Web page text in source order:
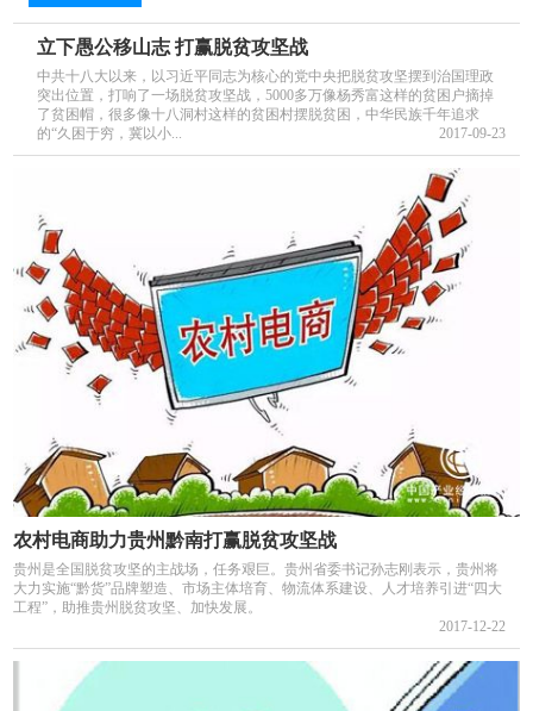
立下愚公移山志 打赢脱贫攻坚战
中共十八大以来，以习近平同志为核心的党中央把脱贫攻坚摆到治国理政
突出位置，打响了一场脱贫攻坚战，5000多万像杨秀富这样的贫困户摘掉
了贫困帽，很多像十八洞村这样的贫困村摆脱贫困，中华民族千年追求
的“久困于穷，冀以小...
2017-09-23
农村电商助力贵州黔南打赢脱贫攻坚战
贵州是全国脱贫攻坚的主战场，任务艰巨。贵州省委书记孙志刚表示，贵州将
大力实施“黔货”品牌塑造、市场主体培育、物流体系建设、人才培养引进“四大
工程”，助推贵州脱贫攻坚、加快发展。
2017-12-22